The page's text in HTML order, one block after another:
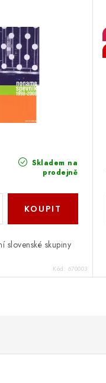
Skladem na
prodejně
slovenské skupiny
Kód: 670003